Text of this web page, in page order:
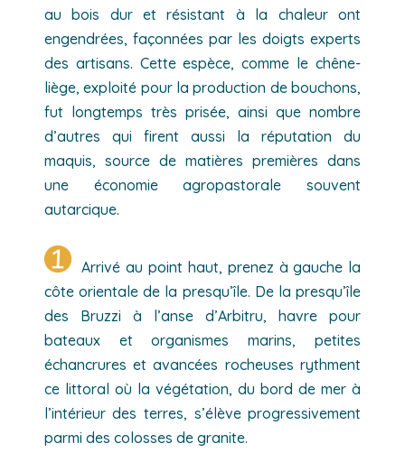
au bois dur et résistant à la chaleur ont
engendrées, façonnées par les doigts experts
des artisans. Cette espèce, comme le chêne-
liège, exploité pour la production de bouchons,
fut longtemps très prisée, ainsi que nombre
d’autres qui firent aussi la réputation du
maquis, source de matières premières dans
une économie agropastorale souvent
autarcique.
Arrivé au point haut, prenez à gauche la
côte orientale de la presqu’île. De la presqu’île
des Bruzzi à l’anse d’Arbitru, havre pour
bateaux et organismes marins, petites
échancrures et avancées rocheuses rythment
ce littoral où la végétation, du bord de mer à
l’intérieur des terres, s’élève progressivement
parmi des colosses de granite.